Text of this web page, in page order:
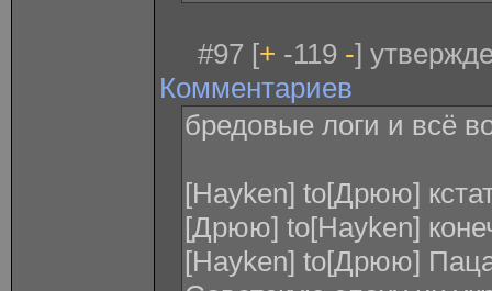
#97 [+ -119 -]
Комментариев
бредовые логи и всё
[Hayken] to[Дрюю]
[Дрюю] to[Hayken]
[Hayken] to[Дрюю]